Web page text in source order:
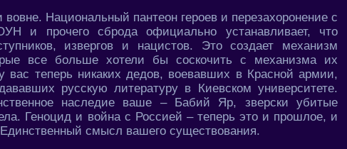
Национальный пантеон героев и перезахоронение с
и прочего сброда официально устанавливает, что
извергов и нацистов. Это создает механизм
все больше хотели бы соскочить с механизма их
вас теперь никаких дедов, воевавших в Красной армии,
русскую литературу в Киевском университете.
наследие ваше – Бабий Яр, зверски убитые
Геноцид и война с Россией – теперь это и прошлое, и
смысл вашего существования.